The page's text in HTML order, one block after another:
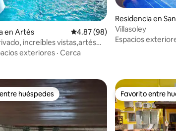
de 5; 181 evaluaciones
en Artés Calificación promedio: 4.87 de
4.87 (98)
increíbles vistas,artés
exteriores · Cerca
Residencia en
aneras
Villasoley
Espacios
huéspedes
huéspedes Favorito entre
Favorito entre